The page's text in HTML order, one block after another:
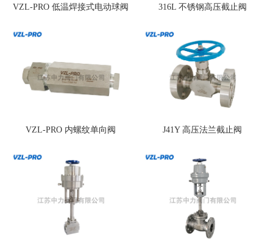
VZL-PRO 低温焊接式电动球阀 316L 不锈钢高压截止阀
VZL-PRO 内螺纹单向阀 J41Y 高压法兰截止阀